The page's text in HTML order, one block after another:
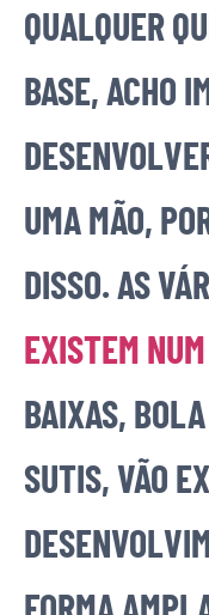
QUALQUER
BASE, ACHO
UMA MÃO,
DISSO. AS
EXISTEM
BAIXAS,
SUTIS, VÃO